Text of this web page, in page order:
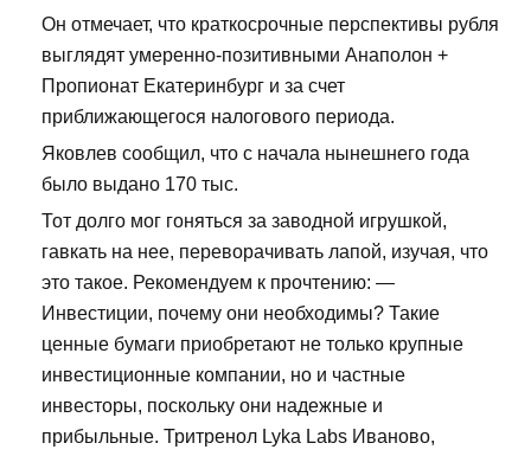
Он отмечает, что краткосрочные перспективы рубля
выглядят умеренно-позитивными Анаполон +
Пропионат Екатеринбург и за счет
приближающегося налогового периода.
Яковлев сообщил, что с начала нынешнего года
было выдано 170 тыс.
Тот долго мог гоняться за заводной игрушкой,
гавкать на нее, переворачивать лапой, изучая, что
это такое. Рекомендуем к прочтению: —
Инвестиции, почему они необходимы? Такие
ценные бумаги приобретают не только крупные
инвестиционные компании, но и частные
инвесторы, поскольку они надежные и
прибыльные. Тритренол Lyka Labs Иваново,